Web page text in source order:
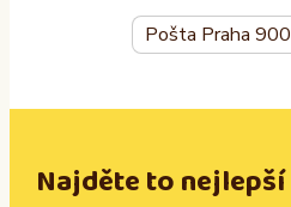
Pošta Praha
Najděte to